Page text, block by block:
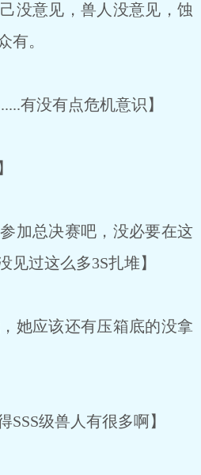
没意见，兽人没意见，蚀
有。
有没有点危机意识】
加总决赛吧，没必要在这
见过这么多3S扎堆】
她应该还有压箱底的没拿
级兽人有很多啊】